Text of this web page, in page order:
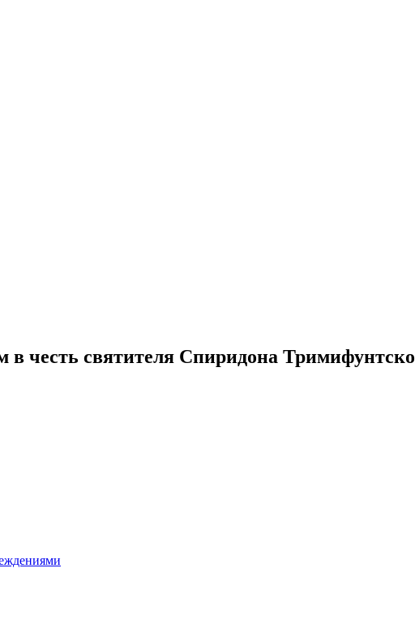
честь святителя Спиридона